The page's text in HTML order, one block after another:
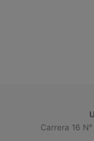
Carrera 16